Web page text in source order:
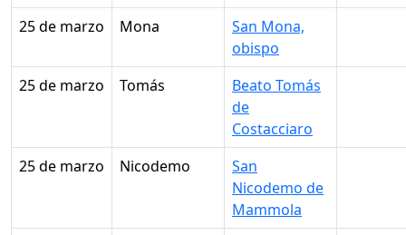
25 de marzo
Mona
San Mona,
obispo
25 de marzo
Tomás
Beato Tomás
de
Costacciaro
25 de marzo
Nicodemo
San
Nicodemo de
Mammola